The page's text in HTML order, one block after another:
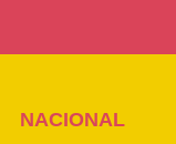
NACIONAL